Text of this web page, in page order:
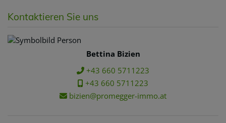
Kontaktieren Sie uns
Bettina Bizien
+43 660 5711223
+43 660 5711223
bizien@promegger-immo.at